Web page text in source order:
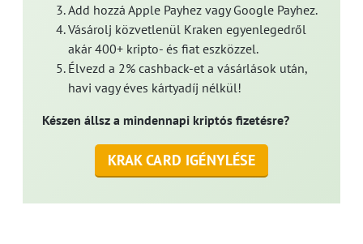
Add hozzá Apple Payhez vagy Google Payhez.
Vásárolj közvetlenül Kraken egyenlegedről
akár 400+ kripto- és fiat eszközzel.
Élvezd a 2% cashback-et a vásárlások után,
havi vagy éves kártyadíj nélkül!
Készen állsz a mindennapi kriptós fizetésre?
KRAK CARD IGÉNYLÉSE